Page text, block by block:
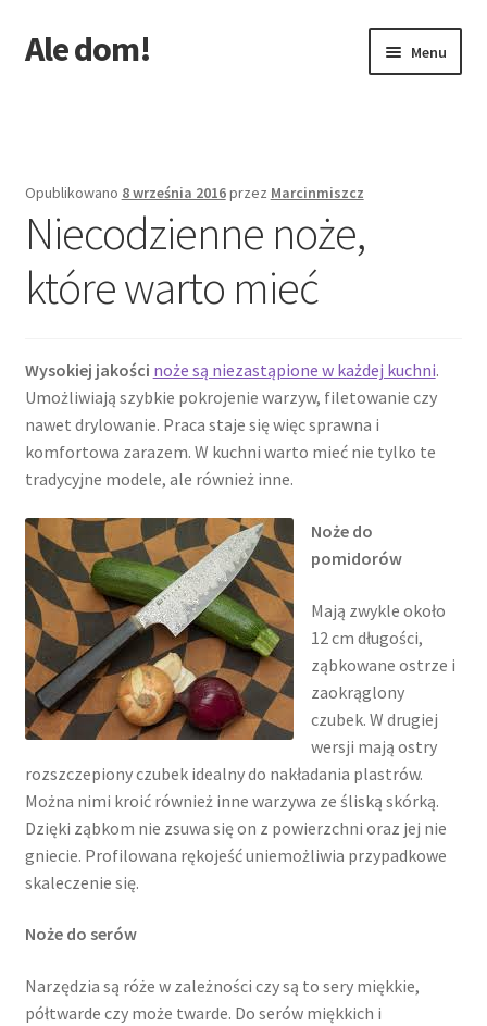
Przejdź
do
Przejdź
do
Ale dom! Menu
Opublikowano 8 września 2016przez Marcinmiszcz
Niecodzienne noże,
które warto mieć
Wysokiej jakości noże są niezastąpione w każdej kuchni.
Umożliwiają szybkie pokrojenie warzyw, filetowanie czy
nawet drylowanie. Praca staje się więc sprawna i
komfortowa zarazem. W kuchni warto mieć nie tylko te
tradycyjne modele, ale również inne.
Noże do
pomidorów
Mają zwykle około
12 cm długości,
ząbkowane ostrze i
zaokrąglony
czubek. W drugiej
wersji mają ostry
rozszczepiony czubek idealny do nakładania plastrów.
Można nimi kroić również inne warzywa ze śliską skórką.
Dzięki ząbkom nie zsuwa się on z powierzchni oraz jej nie
gniecie. Profilowana rękojeść uniemożliwia przypadkowe
skaleczenie się.
Noże do serów
Narzędzia są róże w zależności czy są to sery miękkie,
półtwarde czy może twarde. Do serów miękkich i